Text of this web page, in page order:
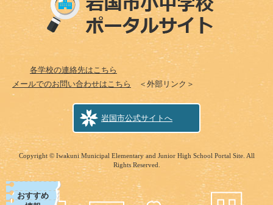
各学校の連絡先はこちら
メールでのお問い合わせはこちら
＜外部リンク＞
岩国市公式サイトへ
Copyright © Iwakuni Municipal Elementary and Junior High School Portal Site. All
Rights Reserved.
おすすめ